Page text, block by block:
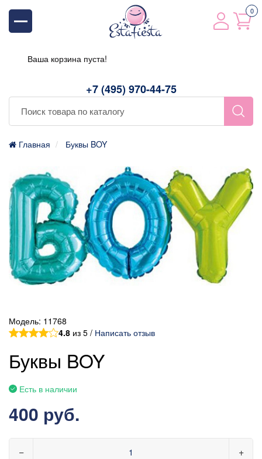
+7 (495) 970-44-75
0
Ваша корзина пуста!
Главная Буквы BOY
Модель: 11768
4.8 из 5 / Написать отзыв
Буквы BOY
Есть в наличии
400 руб.
− +